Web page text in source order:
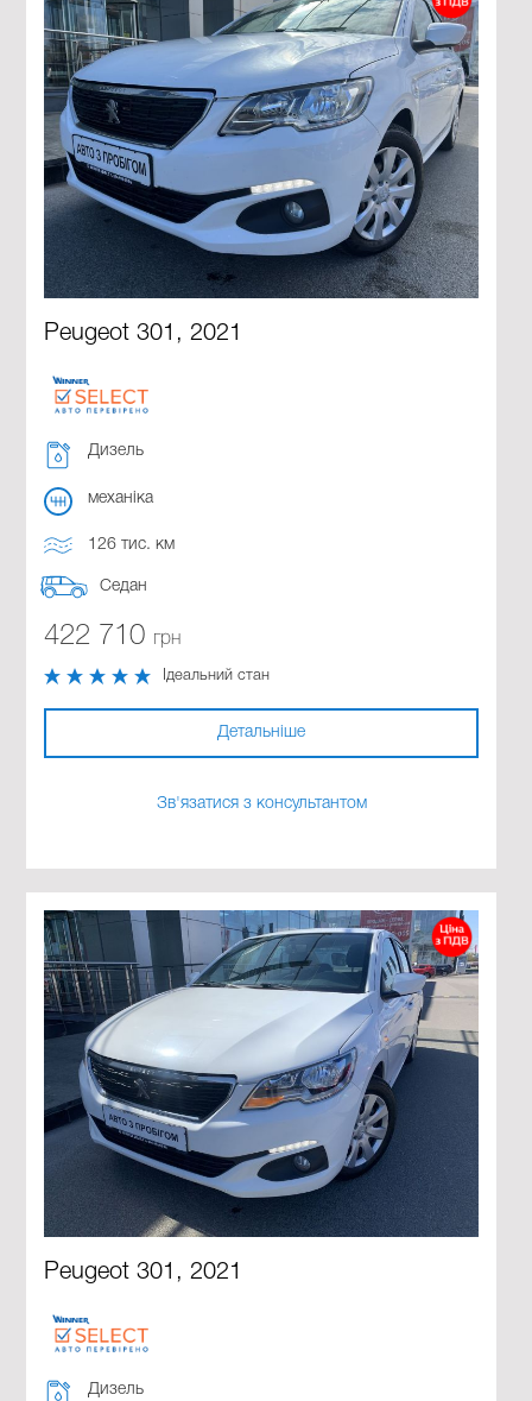
Peugeot 301, 2021
Дизель
механіка
126 тис. км
Седан
422 710 грн
Ідеальний стан
Детальніше
Зв'язатися з консультантом
Peugeot 301, 2021
Дизель